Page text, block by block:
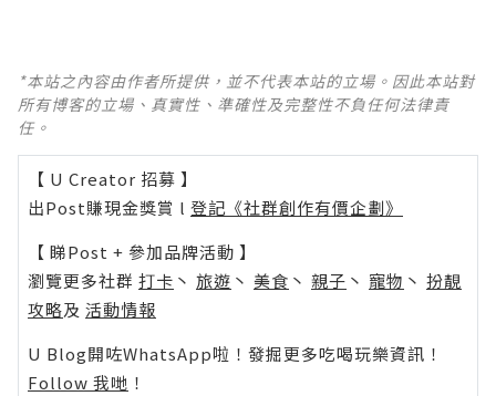
*本站之內容由作者所提供，並不代表本站的立場。因此本站對
所有博客的立場、真實性、準確性及完整性不負任何法律責
任。
【 U Creator 招募 】
出Post賺現金獎賞 l 登記《社群創作有價企劃》
【 睇Post + 參加品牌活動 】
瀏覽更多社群 打卡 丶 旅遊 丶 美食 丶 親子 丶 寵物 丶 扮靚
攻略及 活動情報
U Blog開咗WhatsApp啦！發掘更多吃喝玩樂資訊！
Follow 我哋 ！